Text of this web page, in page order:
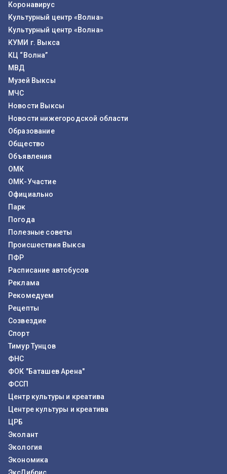
Коронавирус
Культурный центр «Волна»
Культурный центр «Волна»
КУМИ г. Выкса
КЦ “Волна”
МВД
Музей Выксы
МЧС
Новости Выксы
Новости нижегородской области
Образование
Общество
Объявления
ОМК
ОМК-Участие
Официально
Парк
Погода
Полезные советы
Происшествия Выкса
ПФР
Расписание автобусов
Реклама
Рекомедуем
Рецепты
Созвездие
Спорт
Тимур Тунцов
ФНС
ФОК "Баташев Арена"
ФССП
Центр культуры и креатива
Центре культуры и креатива
ЦРБ
Эколант
Экология
Экономика